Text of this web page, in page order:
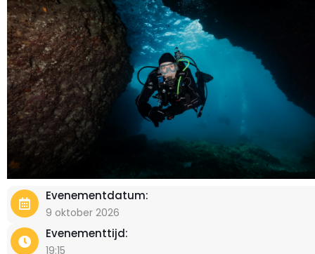
Evenementdatum:
9 oktober 2026
Evenementtijd:
19:15